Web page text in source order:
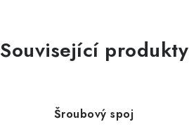
Související produkty
Šroubový spoj